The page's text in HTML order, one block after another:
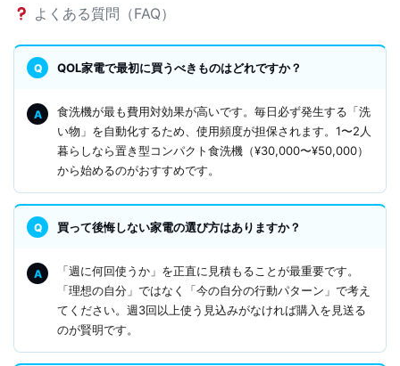
よくある質問（FAQ）
QOL家電で最初に買うべきものはどれですか？
食洗機が最も費用対効果が高いです。毎日必ず発生する「洗
い物」を自動化するため、使用頻度が担保されます。1〜2人
暮らしなら置き型コンパクト食洗機（¥30,000〜¥50,000）
から始めるのがおすすめです。
買って後悔しない家電の選び方はありますか？
「週に何回使うか」を正直に見積もることが最重要です。
「理想の自分」ではなく「今の自分の行動パターン」で考え
てください。週3回以上使う見込みがなければ購入を見送る
のが賢明です。